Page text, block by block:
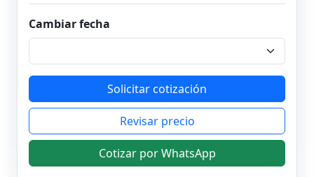
Cambiar fecha
Solicitar cotización
Revisar precio
Cotizar por WhatsApp